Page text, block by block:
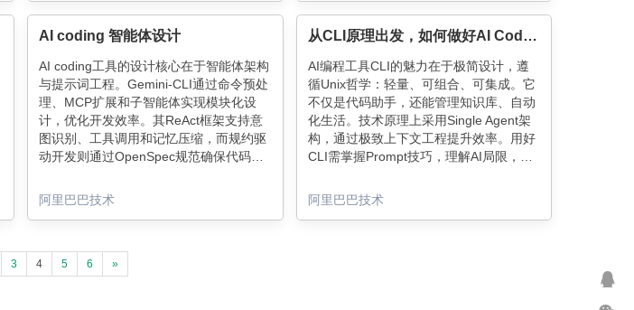
AI coding 智能体设计
AI coding工具的设计核心在于智能体架构
与提示词工程。Gemini-CLI通过命令预处
理、MCP扩展和子智能体实现模块化设
计，优化开发效率。其ReAct框架支持意
图识别、工具调用和记忆压缩，而规约驱
动开发则通过OpenSpec规范确保代码质
执行MCP，解决传统工具广播的token爆
炸问题。两大工具均支持自定义命令、插
阿里巴巴技术
从CLI原理出发，如何做好AI Coding
AI编程工具CLI的魅力在于极简设计，遵
循Unix哲学：轻量、可组合、可集成。它
不仅是代码助手，还能管理知识库、自动
化生活。技术原理上采用Single Agent架
构，通过极致上下文工程提升效率。用好
CLI需掌握Prompt技巧，理解AI局限，探
驭"AI，将其作为生产力工具而非替代品。
阿里巴巴技术
3 4 5 6 »